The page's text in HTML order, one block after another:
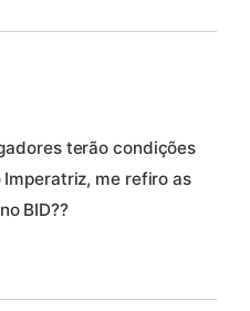
terão condições
me refiro as
BID??